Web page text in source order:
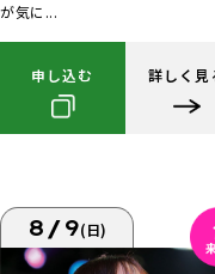
が気に...
申し込む 詳しく見
8/9(日)